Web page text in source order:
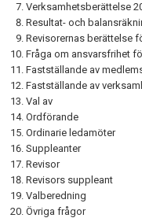
Verksamhetsberättelse
Resultat- och
Revisorernas berättelse
Fråga om ansvarsfrihet
Fastställande av
Fastställande av
Val av
Ordförande
Ordinarie ledamöter
Suppleanter
Revisor
Revisors suppleant
Valberedning
Övriga frågor